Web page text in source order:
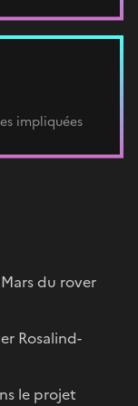
impliquées
du rover
Rosalind-
le projet